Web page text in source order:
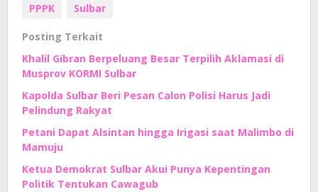
PPPK Sulbar
Posting Terkait
Khalil Gibran Berpeluang Besar Terpilih Aklamasi di
Musprov KORMI Sulbar
Kapolda Sulbar Beri Pesan Calon Polisi Harus Jadi
Pelindung Rakyat
Petani Dapat Alsintan hingga Irigasi saat Malimbo di
Mamuju
Ketua Demokrat Sulbar Akui Punya Kepentingan
Politik Tentukan Cawagub